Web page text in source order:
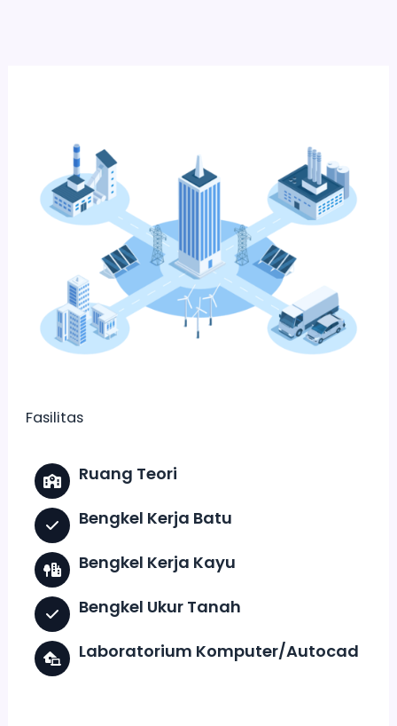
Fasilitas
Ruang Teori
Bengkel Kerja Batu
Bengkel Kerja Kayu
Bengkel Ukur Tanah
Laboratorium Komputer/Autocad